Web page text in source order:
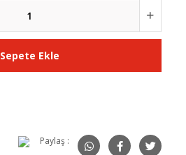
Sepete Ekle
Paylaş :